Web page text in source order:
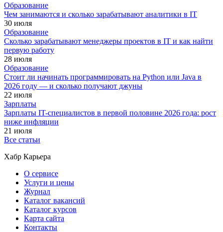
Образование
Чем занимаются и сколько зарабатывают аналитики в IT
30 июля
Образование
Сколько зарабатывают менеджеры проектов в IT и как найти
первую работу
28 июля
Образование
Стоит ли начинать программировать на Python или Java в
2026 году — и сколько получают джуны
22 июля
Зарплаты
Зарплаты IT-специалистов в первой половине 2026 года: рост
ниже инфляции
21 июля
Все статьи
Хабр Карьера
О сервисе
Услуги и цены
Журнал
Каталог вакансий
Каталог курсов
Карта сайта
Контакты